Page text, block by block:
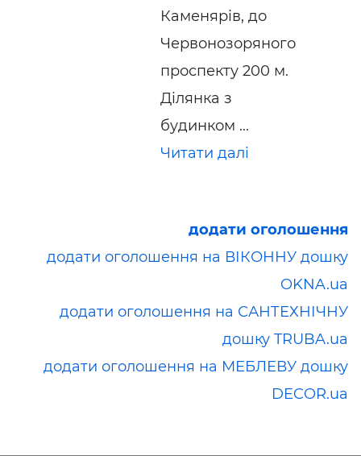
Каменярів, до
Червонозоряного
проспекту 200 м.
Ділянка з
будинком ...
Читати далі
додати оголошення
додати оголошення на ВІКОННУ дошку
OKNA.ua
додати оголошення на САНТЕХНІЧНУ
дошку TRUBA.ua
додати оголошення на МЕБЛЕВУ дошку
DECOR.ua